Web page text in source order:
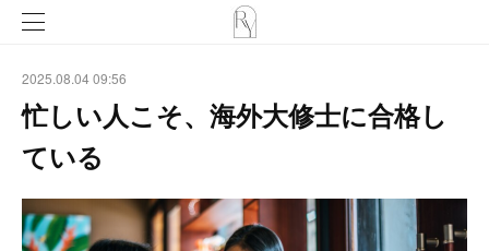
2025.08.04 09:56
忙しい人こそ、海外大修士に合格し
ている